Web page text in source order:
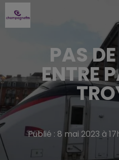
PAS
ENTRE
Publié : 8 mai 2023 à